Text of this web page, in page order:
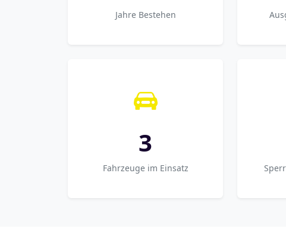
Jahre Bestehen
3
Fahrzeuge im Einsatz